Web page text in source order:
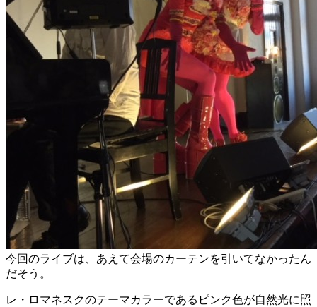
今回のライブは、あえて会場のカーテンを引いてなかったん
だそう。
レ・ロマネスクのテーマカラーであるピンク色が自然光に照